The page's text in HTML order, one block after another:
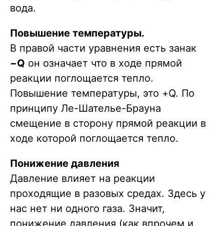
вода.
Повышение температуры.
В правой части уравнения есть занак
−Q он означает что в ходе прямой
реакции поглощается тепло.
Повышение температуры, это +Q. По
принципу Ле-Шателье-Брауна
смещение в сторону прямой реакции в
ходе которой поглощается тепло.
Понижение давления
Давление влияет на реакции
проходящие в разовых средах. Здесь у
нас нет ни одного газа. Значит,
понижение давления (как впрочем и